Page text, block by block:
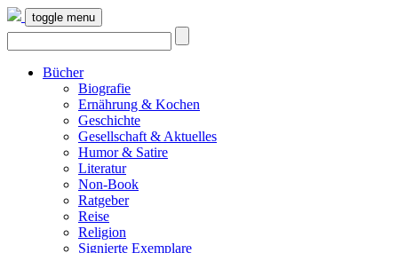
toggle menu
Bücher
Biografie
Ernährung & Kochen
Geschichte
Gesellschaft & Aktuelles
Humor & Satire
Literatur
Non-Book
Ratgeber
Reise
Religion
Signierte Exemplare